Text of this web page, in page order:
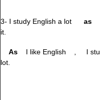
3- I study English a lot as
it.
As I like English , I
lot.